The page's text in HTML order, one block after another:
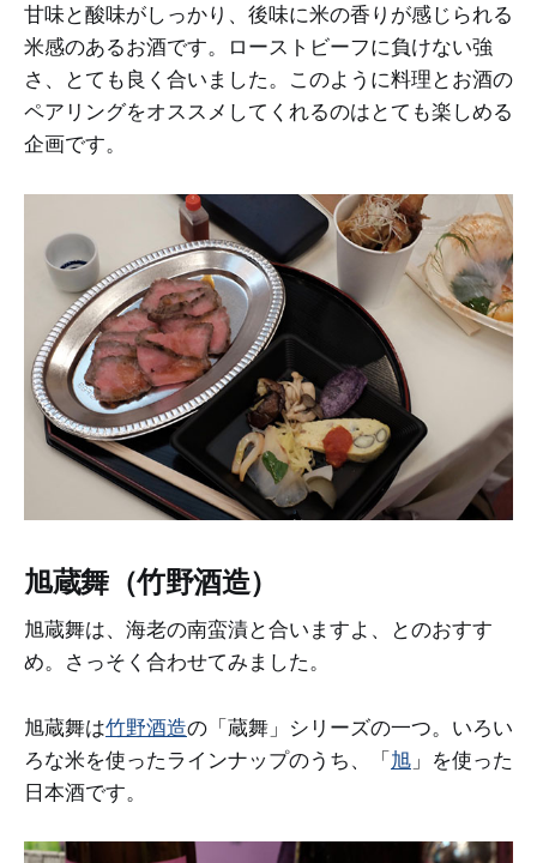
甘味と酸味がしっかり、後味に米の香りが感じられる
米感のあるお酒です。ローストビーフに負けない強
さ、とても良く合いました。このように料理とお酒の
ペアリングをオススメしてくれるのはとても楽しめる
企画です。
旭蔵舞（竹野酒造）
旭蔵舞は、海老の南蛮漬と合いますよ、とのおすす
め。さっそく合わせてみました。
旭蔵舞は竹野酒造の「蔵舞」シリーズの一つ。いろい
ろな米を使ったラインナップのうち、「旭 」を使った
日本酒です。